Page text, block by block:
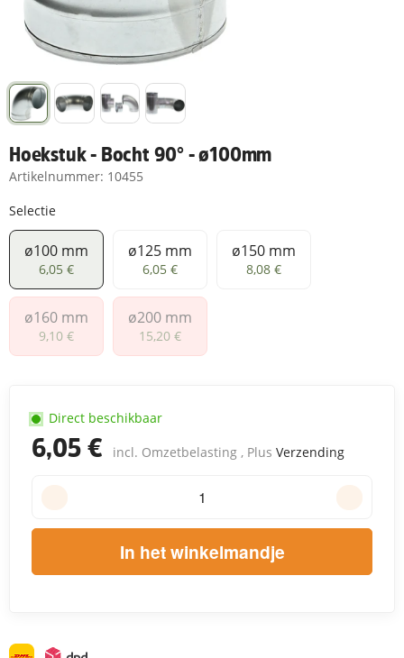
Hoekstuk - Bocht 90° - ø100mm
Artikelnummer: 10455
Selectie
ø100 mm
ø100 mm
6,05 €
ø125 mm
ø125 mm
6,05 €
ø150 mm
ø150 mm
8,08 €
ø160 mm
ø160 mm
9,10 €
ø200 mm
ø200 mm
15,20 €
6,05 € incl. Omzetbelasting , Plus Verzending
Direct beschikbaar
In het winkelmandje